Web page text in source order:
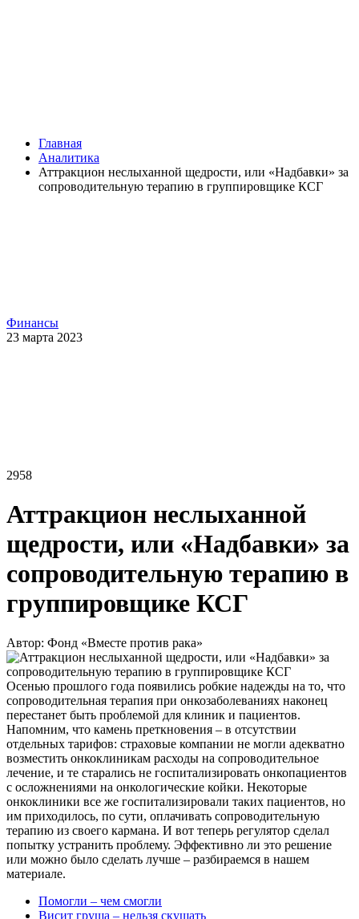
Главная
Аналитика
Аттракцион неслыханной щедрости, или «Надбавки» за
сопроводительную терапию в группировщике КСГ
Финансы
23 марта 2023
2958
Аттракцион неслыханной
щедрости, или «Надбавки» за
сопроводительную терапию в
группировщике КСГ
Автор: Фонд «Вместе против рака»
Осенью прошлого года появились робкие надежды на то, что
сопроводительная терапия при онкозаболеваниях наконец
перестанет быть проблемой для клиник и пациентов.
Напомним, что камень преткновения – в отсутствии
отдельных тарифов: страховые компании не могли адекватно
возместить онкоклиникам расходы на сопроводительное
лечение, и те старались не госпитализировать онкопациентов
с осложнениями на онкологические койки. Некоторые
онкоклиники все же госпитализировали таких пациентов, но
им приходилось, по сути, оплачивать сопроводительную
терапию из своего кармана. И вот теперь регулятор сделал
попытку устранить проблему. Эффективно ли это решение
или можно было сделать лучше – разбираемся в нашем
материале.
Помогли – чем смогли
Висит груша – нельзя скушать